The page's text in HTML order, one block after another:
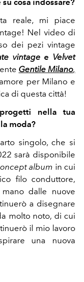
reale, mi piace
Nel video di
dei pezi vintage
vintagee Velvet
Gentile Milano,
per Milano e
di questa città!
nella tua
moda?
singolo, che si
sarà disponibile
album in cui
filo conduttore,
dalle nuove
a disegnare
molto noto, di cui
il mio lavoro
una nuova